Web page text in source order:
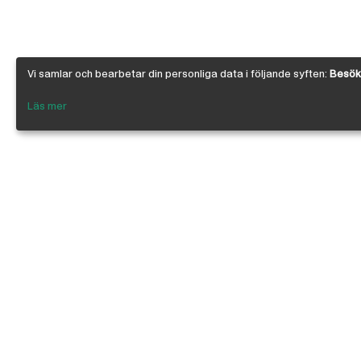
Vi samlar och bearbetar din personliga data i följande syften:
Läs mer